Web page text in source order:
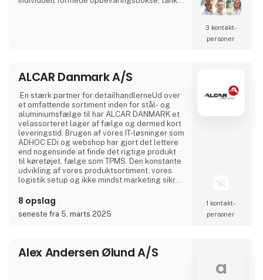
3 kontakt­
personer
ALCAR Danmark A/S
.En stærk partner for detailhandlerneUd over
et omfattende sortiment inden for stål- og
aluminiumsfælge til har ALCAR DANMARK et
velassorteret lager af fælge og dermed kort
leveringstid. Brugen af vores IT-løsninger som
ADHOC EDi og webshop har gjort det lettere
end nogensinde at finde det rigtige produkt
til køretøjet, fælge som TPMS. Den konstante
udvikling af vores produktsortiment, vores
logistik setup og ikke mindst marketing sikrer
danske fælgmarked.I Danmark er den service,
der ydes af ALCAR DANMARK bestemt en af
grundene til den høje respekt for
8 opslag
seneste fra 5. marts 2025
1 kontakt­
personer
Alex Andersen Ølund A/S
a